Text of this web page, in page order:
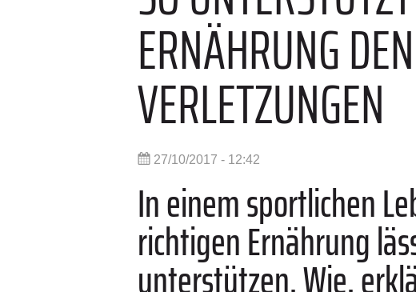
ERNÄHRUNG
VERLETZUNGEN
27/10/2017 - 12:42
In einem sportlichen
richtigen Ernährung